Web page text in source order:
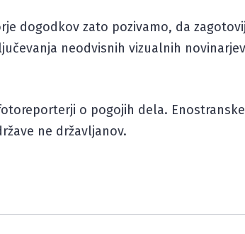
dogodkov zato pozivamo, da
neodvisnih vizualnih
o pogojih dela.
ne državljanov.